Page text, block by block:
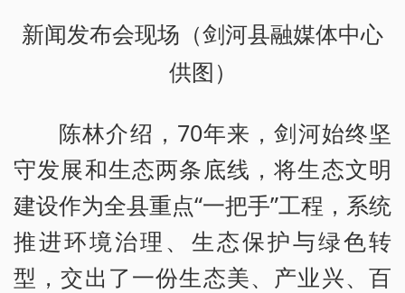
新闻发布会现场（剑河县融媒体中心
供图）
陈林介绍，70年来，剑河始终坚
守发展和生态两条底线，将生态文明
建设作为全县重点“一把手”工程，系统
推进环境治理、生态保护与绿色转
型，交出了一份生态美、产业兴、百